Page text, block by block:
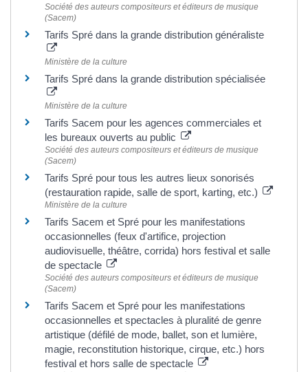
Société des auteurs compositeurs et éditeurs de musique
(Sacem)
Tarifs Spré dans la grande distribution généraliste
Ministère de la culture
Tarifs Spré dans la grande distribution spécialisée
Ministère de la culture
Tarifs Sacem pour les agences commerciales et
les bureaux ouverts au public
Société des auteurs compositeurs et éditeurs de musique
(Sacem)
Tarifs Spré pour tous les autres lieux sonorisés
(restauration rapide, salle de sport, karting, etc.)
Ministère de la culture
Tarifs Sacem et Spré pour les manifestations
occasionnelles (feux d'artifice, projection
audiovisuelle, théâtre, corrida) hors festival et salle
de spectacle
Société des auteurs compositeurs et éditeurs de musique
(Sacem)
Tarifs Sacem et Spré pour les manifestations
occasionnelles et spectacles à pluralité de genre
artistique (défilé de mode, ballet, son et lumière,
magie, reconstitution historique, cirque, etc.) hors
festival et hors salle de spectacle